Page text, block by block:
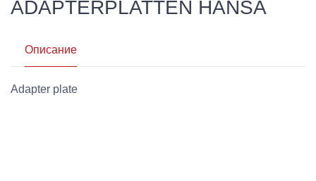
ADAPTERPLATTEN HANSA
Описание
Adapter plate